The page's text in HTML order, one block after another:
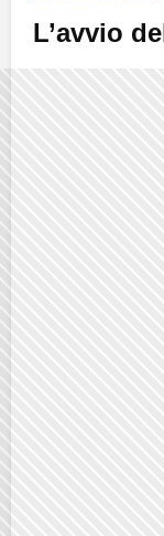
L’avvio